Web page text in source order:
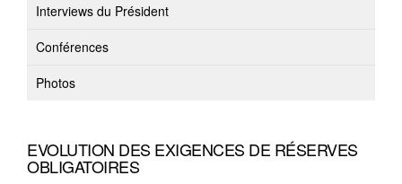
Interviews du Président
Conférences
Photos
EVOLUTION DES EXIGENCES DE RÉSERVES
OBLIGATOIRES